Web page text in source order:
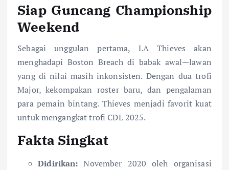
Siap Guncang Championship
Weekend
Sebagai unggulan pertama, LA Thieves akan
menghadapi Boston Breach di babak awal—lawan
yang di nilai masih inkonsisten. Dengan dua trofi
Major, kekompakan roster baru, dan pengalaman
para pemain bintang. Thieves menjadi favorit kuat
untuk mengangkat trofi CDL 2025.
Fakta Singkat
Didirikan: November 2020 oleh organisasi